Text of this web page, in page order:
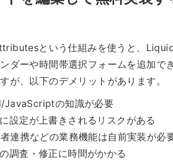
という仕組みを使うと、
ダーや時間帯選択フォームを追加で
が、以下のデメリットがあります。
の知識が必要
設定が上書きされるリスクがある
連携などの業務機能は自前実装が必
調査・修正に時間がかかる